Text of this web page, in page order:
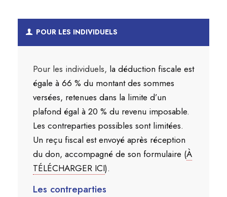
POUR LES INDIVIDUELS
Pour les individuels, la déduction fiscale est
égale à 66 % du montant des sommes
versées, retenues dans la limite d’un
plafond égal à 20 % du revenu imposable.
Les contreparties possibles sont limitées.
Un reçu fiscal est envoyé après réception
du don, accompagné de son formulaire (À
TÉLÉCHARGER ICI).
Les contreparties